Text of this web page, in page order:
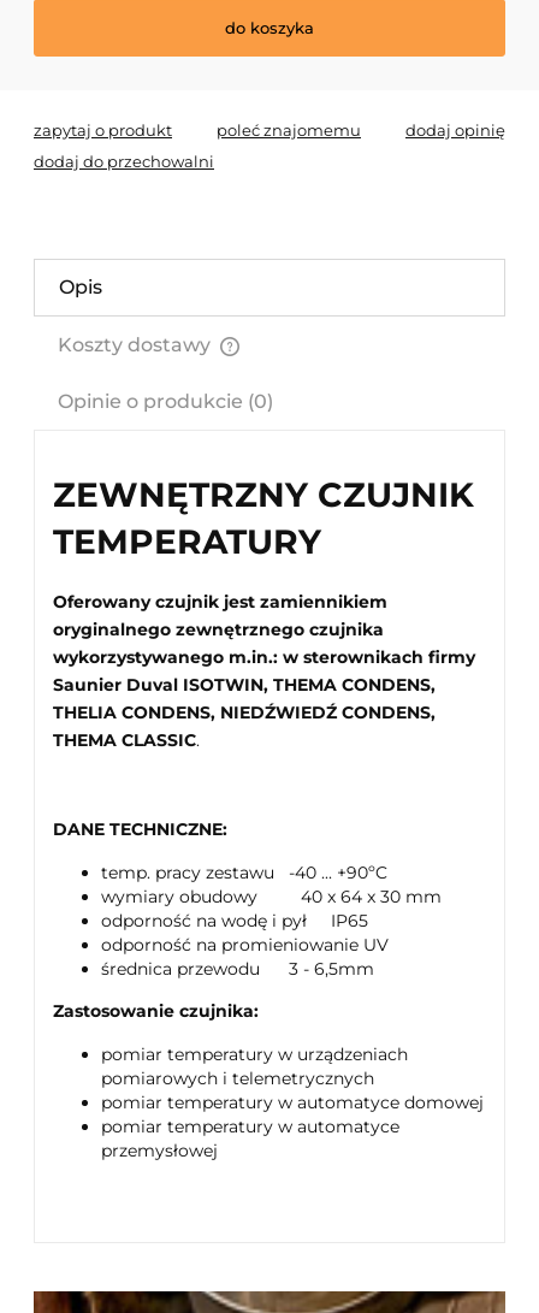
do koszyka
zapytaj o produkt poleć znajomemu
dodaj opinię
dodaj do przechowalni
Opis
Koszty dostawy
Opinie o produkcie (0)
ZEWNĘTRZNY CZUJNIK
TEMPERATURY
Oferowany czujnik jest zamiennikiem
oryginalnego zewnętrznego czujnika
wykorzystywanego m.in.: w sterownikach firmy
Saunier Duval ISOTWIN, THEMA CONDENS,
THELIA CONDENS, NIEDŹWIEDŹ CONDENS,
THEMA CLASSIC.
DANE TECHNICZNE:
temp. pracy zestawu -40 ... +90ºC
wymiary obudowy 40 x 64 x 30 mm
odporność na wodę i pył IP65
odporność na promieniowanie UV
średnica przewodu 3 - 6,5mm
Zastosowanie czujnika:
pomiar temperatury w urządzeniach
pomiarowych i telemetrycznych
pomiar temperatury w automatyce domowej
pomiar temperatury w automatyce
przemysłowej